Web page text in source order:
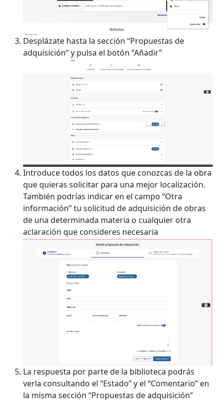
Desplázate hasta la sección “Propuestas de
adquisición” y pulsa el botón “Añadir”
Introduce todos los datos que conozcas de la obra
que quieras solicitar para una mejor localización.
También podrías indicar en el campo “Otra
información” tu solicitud de adquisición de obras
de una determinada materia o cualquier otra
aclaración que consideres necesaria
La respuesta por parte de la biblioteca podrás
verla consultando el “Estado” y el “Comentario” en
la misma sección “Propuestas de adquisición”